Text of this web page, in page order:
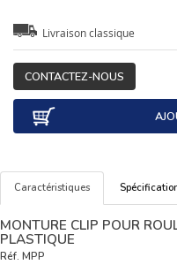
Livraison classique
CONTACTEZ-NOUS
Caractéristiques
MONTURE CLIP POUR
PLASTIQUE
Réf. MPP